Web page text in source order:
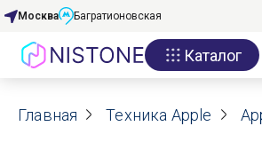
Акции
О нас
Москва Багратионовская
Каталог
Главная Техника Apple